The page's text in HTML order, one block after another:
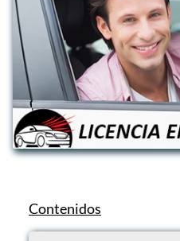
Contenidos